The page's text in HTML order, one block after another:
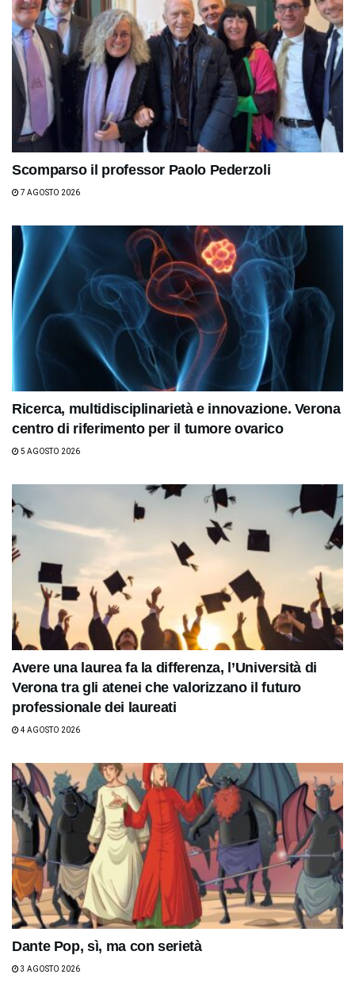
Scomparso il professor Paolo Pederzoli
7 AGOSTO 2026
Ricerca, multidisciplinarietà e innovazione. Verona
centro di riferimento per il tumore ovarico
5 AGOSTO 2026
Avere una laurea fa la differenza, l’Università di
Verona tra gli atenei che valorizzano il futuro
professionale dei laureati
4 AGOSTO 2026
Dante Pop, sì, ma con serietà
3 AGOSTO 2026